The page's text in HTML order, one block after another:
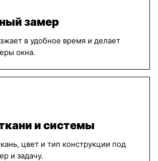
замер
в удобное время и делает
окна.
и системы
цвет и тип конструкции под
и задачу.